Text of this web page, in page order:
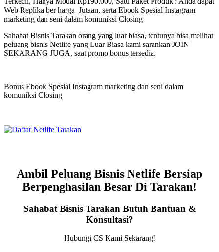
Web Replika ber harga Jutaan, serta Ebook Spesial Instagram
marketing dan seni dalam komuniksi Closing
Sahabat Bisnis Tarakan orang yang luar biasa, tentunya bisa melihat
peluang bisnis Netlife yang Luar Biasa kami sarankan JOIN
SEKARANG JUGA, saat promo bonus tersedia.
Bonus Ebook Spesial Instagram marketing dan seni dalam
komuniksi Closing
Ambil Peluang Bisnis Netlife Bersiap
Berpenghasilan Besar Di Tarakan!
Sahabat Bisnis Tarakan Butuh Bantuan &
Konsultasi?
Hubungi CS Kami Sekarang!